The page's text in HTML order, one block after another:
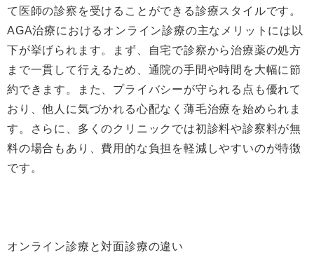
て医師の診察を受けることができる診療スタイルです。
AGA治療におけるオンライン診療の主なメリットには以
下が挙げられます。まず、自宅で診察から治療薬の処方
まで一貫して行えるため、通院の手間や時間を大幅に節
約できます。また、プライバシーが守られる点も優れて
おり、他人に気づかれる心配なく薄毛治療を始められま
す。さらに、多くのクリニックでは初診料や診察料が無
料の場合もあり、費用的な負担を軽減しやすいのが特徴
です。
オンライン診療と対面診療の違い